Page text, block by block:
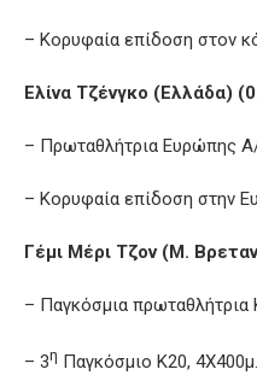
– Κορυφαία επίδοση στον
Ελίνα Τζένγκο (Ελλάδα)
– Πρωταθλήτρια Ευρώπης
– Κορυφαία επίδοση στην
Γέμι Μέρι Τζον (Μ.
– Παγκόσμια πρωταθλήτρια
– 3η Παγκόσμιο Κ20, 4Χ400μ.